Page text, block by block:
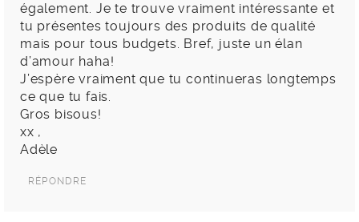
également. Je te trouve vraiment intéressante et
tu présentes toujours des produits de qualité
mais pour tous budgets. Bref, juste un élan
d’amour haha!
J’espère vraiment que tu continueras longtemps
ce que tu fais.
Gros bisous!
xx ,
Adèle
RÉPONDRE